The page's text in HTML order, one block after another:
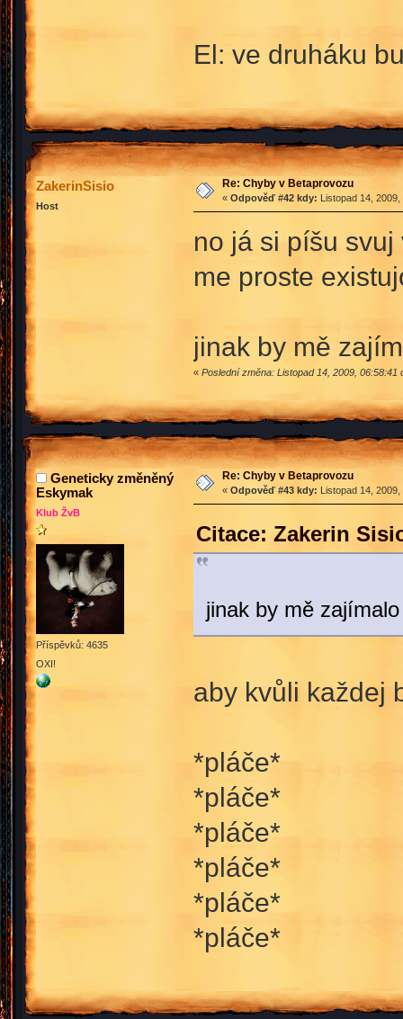
El: ve druháku
ZakerinSisio
Host
Re: Chyby v Betaprovozu
« Odpověď #42 kdy: Listopad 14,
no já si píšu
me proste
jinak by mě
« Poslední změna: Listopad 14, 2009, 06:58:41
Geneticky změněný
Eskymak
Klub ŽvB
Příspěvků: 4635
OXI!
Re: Chyby v Betaprovozu
« Odpověď #43 kdy: Listopad 14,
Citace: Zakerin
jinak by mě
aby kvůli každej
*pláče*
*pláče*
*pláče*
*pláče*
*pláče*
*pláče*